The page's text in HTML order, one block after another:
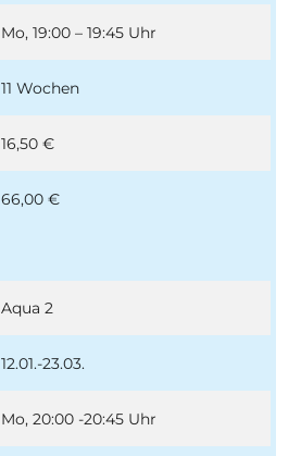
Mo, 19:00 – 19:45 Uhr
11 Wochen
16,50 €
66,00 €
Aqua 2
12.01.-23.03.
Mo, 20:00 -20:45 Uhr